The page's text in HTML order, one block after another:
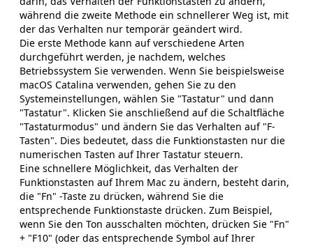
während die zweite Methode ein schnellerer Weg ist, mit
der das Verhalten nur temporär geändert wird.
Die erste Methode kann auf verschiedene Arten
durchgeführt werden, je nachdem, welches
Betriebssystem Sie verwenden. Wenn Sie beispielsweise
macOS Catalina verwenden, gehen Sie zu den
Systemeinstellungen, wählen Sie "Tastatur" und dann
"Tastatur". Klicken Sie anschließend auf die Schaltfläche
"Tastaturmodus" und ändern Sie das Verhalten auf "F-
Tasten". Dies bedeutet, dass die Funktionstasten nur die
numerischen Tasten auf Ihrer Tastatur steuern.
Eine schnellere Möglichkeit, das Verhalten der
Funktionstasten auf Ihrem Mac zu ändern, besteht darin,
die "Fn" -Taste zu drücken, während Sie die
entsprechende Funktionstaste drücken. Zum Beispiel,
wenn Sie den Ton ausschalten möchten, drücken Sie "Fn"
+ "F10" (oder das entsprechende Symbol auf Ihrer